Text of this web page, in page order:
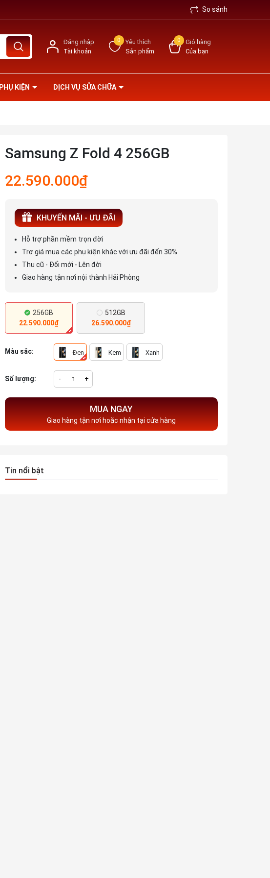
So sánh
Đăng nhập
Tài khoản
0
Yêu thích
Sản phẩm
0
Giỏ hàng
Của bạn
PHỤ KIỆN DỊCH VỤ SỬA CHỮA
Samsung Z Fold 4 256GB
22.590.000₫
KHUYẾN MÃI - ƯU ĐÃI
Hỗ trợ phần mềm trọn đời
Trợ giá mua các phụ kiện khác với ưu đãi đến 30%
Thu cũ - Đổi mới - Lên đời
Giao hàng tận nơi nội thành Hải Phòng
256GB
22.590.000₫
512GB
26.590.000₫
Màu sắc: Đen Kem Xanh
Số lượng: - +
MUA NGAY
Giao hàng tận nơi hoặc nhận tại cửa hàng
Tin nổi bật